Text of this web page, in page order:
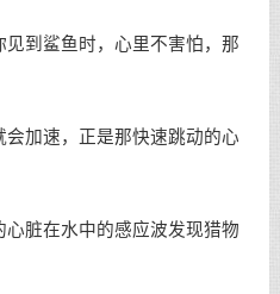
到鲨鱼时，心里不害怕，那
加速，正是那快速跳动的心
脏在水中的感应波发现猎物